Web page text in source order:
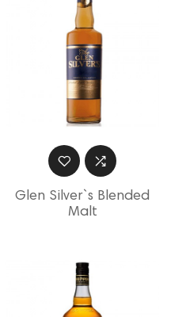
Glen Silver`s Blended
Malt